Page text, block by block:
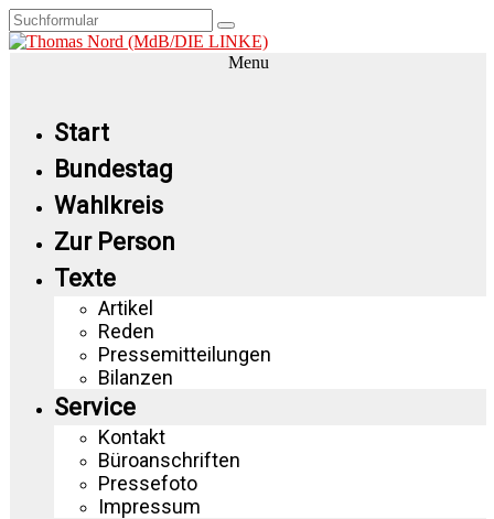
Menu
Start
Bundestag
Wahlkreis
Zur Person
Texte
Artikel
Reden
Pressemitteilungen
Bilanzen
Service
Kontakt
Büroanschriften
Pressefoto
Impressum